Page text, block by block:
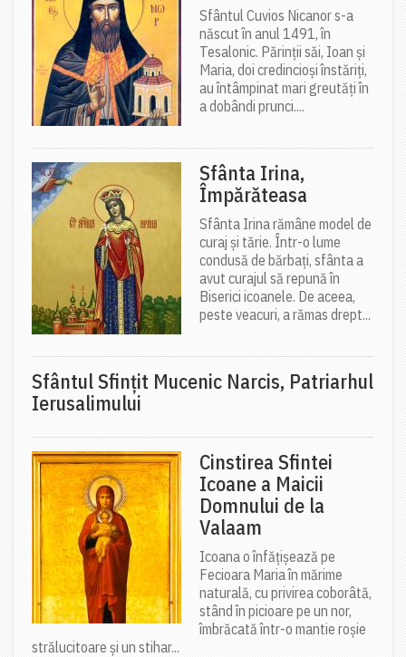
Sfântul Cuvios Nicanor s-a
născut în anul 1491, în
Tesalonic. Părinții săi, Ioan și
Maria, doi credincioși înstăriți,
au întâmpinat mari greutăți în
a dobândi prunci....
Sfânta Irina,
Împărăteasa
Sfânta Irina rămâne model de
curaj și tărie. Într-o lume
condusă de bărbați, sfânta a
avut curajul să repună în
Biserici icoanele. De aceea,
peste veacuri, a rămas drept...
Sfântul Sfinţit Mucenic Narcis, Patriarhul
Ierusalimului
Cinstirea Sfintei
Icoane a Maicii
Domnului de la
Valaam
Icoana o înfățișează pe
Fecioara Maria în mărime
naturală, cu privirea coborâtă,
stând în picioare pe un nor,
îmbrăcată într-o mantie roșie
strălucitoare și un stihar...